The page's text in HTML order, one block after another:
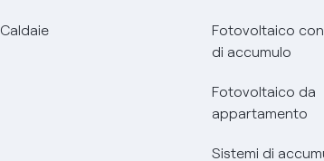
Caldaie
Fotovoltaico
di accumulo
Fotovoltaico da
appartamento
Sistemi di